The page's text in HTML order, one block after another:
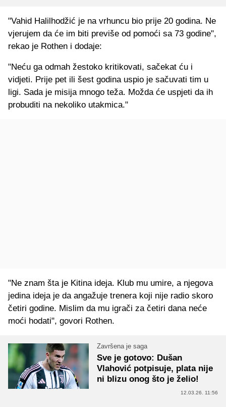
"Vahid Halilhodžić je na vrhuncu bio prije 20 godina. Ne
vjerujem da će im biti previše od pomoći sa 73 godine",
rekao je Rothen i dodaje:
"Neću ga odmah žestoko kritikovati, sačekat ću i
vidjeti. Prije pet ili šest godina uspio je sačuvati tim u
ligi. Sada je misija mnogo teža. Možda će uspjeti da ih
probuditi na nekoliko utakmica."
"Ne znam šta je Kitina ideja. Klub mu umire, a njegova
jedina ideja je da angažuje trenera koji nije radio skoro
četiri godine. Mislim da mu igrači za četiri dana neće
moći hodati", govori Rothen.
Završena je saga
Sve je gotovo: Dušan
Vlahović potpisuje, plata nije
ni blizu onog što je želio!
12.03.26. 11:56